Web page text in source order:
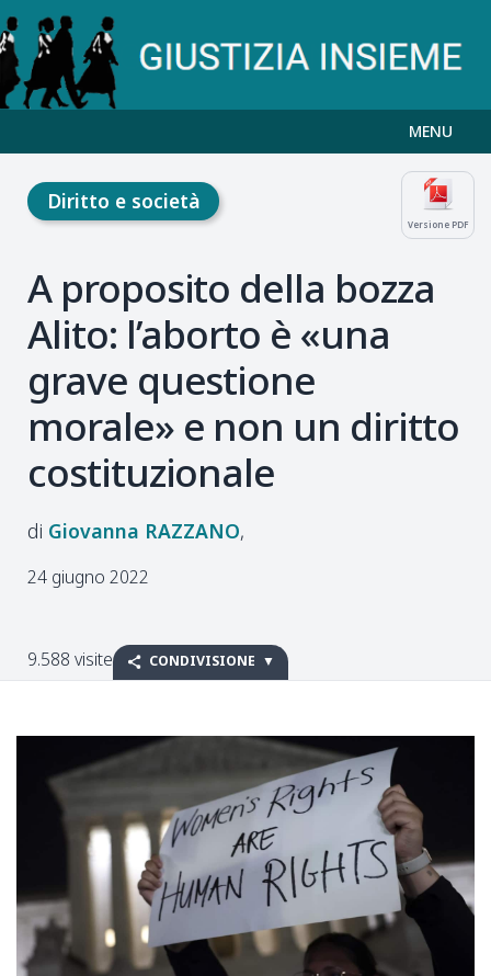
MENU
Versione PDF
Diritto e società
A proposito della bozza
Alito: l’aborto è «una
grave questione
morale» e non un diritto
costituzionale
Giovanna RAZZANO
24 giugno 2022
9.588 visite CONDIVISIONE